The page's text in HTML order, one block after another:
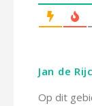
Jan de
Op dit